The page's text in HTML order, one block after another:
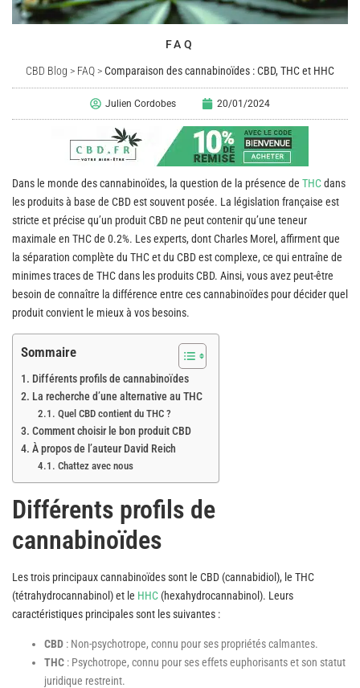
FAQ
CBD Blog > FAQ >Comparaison des cannabinoïdes : CBD, THC et HHC
Julien Cordobes 20/01/2024
Dans le monde des cannabinoïdes, la question de la présence de THCdans
les produits à base de CBD est souvent posée. La législation française est
stricte et précise qu’un produit CBD ne peut contenir qu’une teneur
maximale en THC de 0.2%. Les experts, dont Charles Morel, affirment que
la séparation complète du THC et du CBD est complexe, ce qui entraîne de
minimes traces de THC dans les produits CBD. Ainsi, vous avez peut-être
besoin de connaître la différence entre ces cannabinoïdes pour décider quel
produit convient le mieux à vos besoins.
Sommaire
Différents profils de cannabinoïdes
La recherche d’une alternative au THC
Quel CBD contient du THC ?
Comment choisir le bon produit CBD
À propos de l’auteur David Reich
Chattez avec nous
Différents profils de
cannabinoïdes
Les trois principaux cannabinoïdes sont le CBD (cannabidiol), le THC
(tétrahydrocannabinol) et le HHC (hexahydrocannabinol). Leurs
caractéristiques principales sont les suivantes :
CBD : Non-psychotrope, connu pour ses propriétés calmantes.
THC : Psychotrope, connu pour ses effets euphorisants et son statut
juridique restreint.